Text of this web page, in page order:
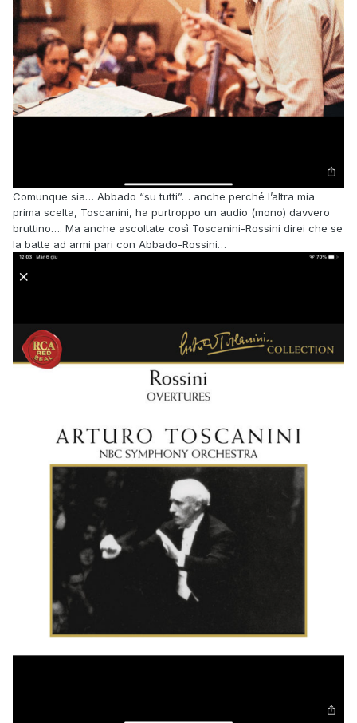
Comunque sia… Abbado “su tutti”… anche perché l’altra mia
prima scelta, Toscanini, ha purtroppo un audio (mono) davvero
bruttino…. Ma anche ascoltate così Toscanini-Rossini direi che se
la batte ad armi pari con Abbado-Rossini…